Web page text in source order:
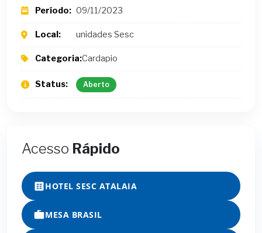
Período: 09/11/2023
Local: unidades Sesc
Categoria:Cardapio
Status: Aberto
Acesso Rápido
HOTEL SESC ATALAIA
MESA BRASIL